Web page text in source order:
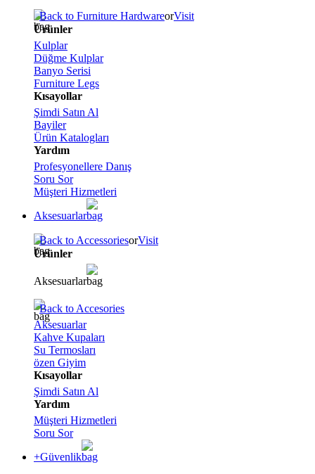
Back to Furniture HardwareorVisit
Ürünler
Kulplar
Düğme Kulplar
Banyo Serisi
Furniture Legs
Kısayollar
Şimdi Satın Al
Bayiler
Ürün Katalogları
Yardım
Profesyonellere Danış
Soru Sor
Müşteri Hizmetleri
Aksesuarlar
Back to AccessoriesorVisit
Ürünler
Aksesuarlar
Back to Accesories
Aksesuarlar
Kahve Kupaları
Su Termosları
özen Giyim
Kısayollar
Şimdi Satın Al
Yardım
Müşteri Hizmetleri
Soru Sor
+Güvenlik